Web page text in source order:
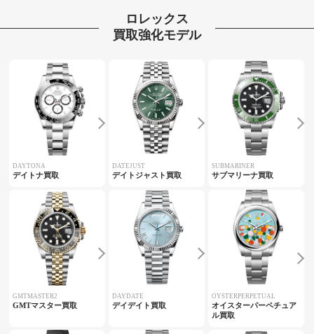
ロレックス
買取強化モデル
DAYTONA
デイトナ買取
DATEJUST
デイトジャスト買取
SUBMARINER
サブマリーナ買取
GMTMASTER2
GMTマスター買取
DAYDATE
デイデイト買取
OYSTERPERPETUAL
オイスターパーペチュア
ル買取